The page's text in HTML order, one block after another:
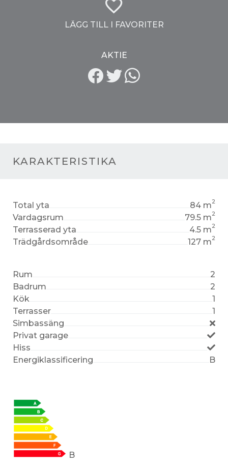
KARAKTERISTIKA
Total yta 84 m2
Vardagsrum 79.5 m2
Terrasserad yta 4.5 m2
Trädgårdsområde 127 m2
Rum
2
Badrum
2
Kök
1
Terrasser
1
Simbassäng
Privat garage
Hiss
Energiklassificering
B
B
LÄGG TILL I FAVORITER
AKTIE